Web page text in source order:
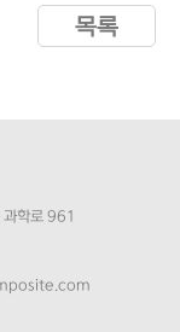
목록
학로 961